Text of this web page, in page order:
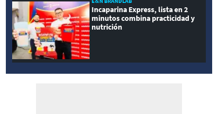
Incaparina Express, lista en 2
minutos combina practicidad y
nutrición